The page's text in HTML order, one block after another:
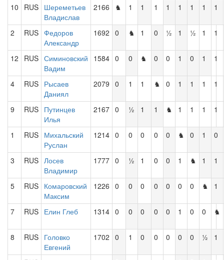
10
RUS Шереметьев
Владислав
2166 ♞ 1 1 1 1 1 1 1 1
2 RUS Федоров
Александр
1692 0 ♞ 1 0 ½ 1 ½ 1 1
12 RUS Симиновский
Вадим
1584 0 0 ♞ 0 0 1 0 1 1
4 RUS Рысаев
Даниял
2079 0 1 1 ♞ 0 1 1 1 1
9 RUS Путинцев
Илья
2167 0 ½ 1 1 ♞ 1 1 1 1
1 RUS Михальский
Руслан
1214 0 0 0 0 0 ♞ 0 1 0
3 RUS Лосев
Владимир
1777 0 ½ 1 0 0 1 ♞ 1 1
5 RUS Комаровский
Максим
1226 0 0 0 0 0 0 0 ♞ 1
7 RUS Елин Глеб 1314 0 0 0 0 0 1 0 0 ♞
8 RUS Головко
Евгений
1702 0 1 0 0 0 0 0 ½ 1